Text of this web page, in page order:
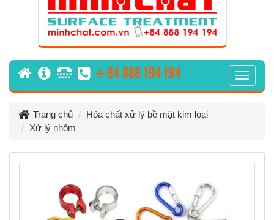
T
o
+84 888 194 194
Trang chủ
Hóa chất xử lý bề mặt kim loại
Xử lý nhôm